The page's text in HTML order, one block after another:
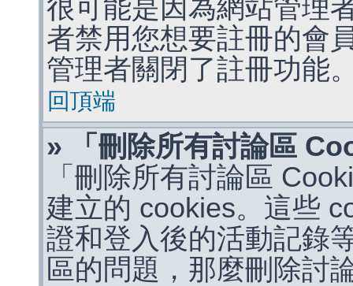
很可能是因為網站管理
者禁用您想要註冊的會
管理者關閉了註冊功能
回頂端
» 「刪除所有討論區
「刪除所有討論區
建立的 cookies。這些
證和登入後的活動記錄
區的問題，那麼刪除討